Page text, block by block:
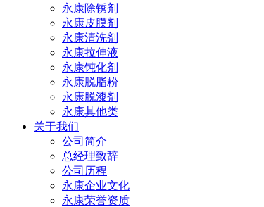
永康除锈剂
永康皮膜剂
永康清洗剂
永康拉伸液
永康钝化剂
永康脱脂粉
永康脱漆剂
永康其他类
关于我们
公司简介
总经理致辞
公司历程
永康企业文化
永康荣誉资质